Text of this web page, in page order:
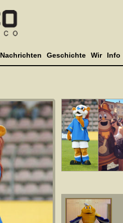
Nachrichten Geschichte Wir Info